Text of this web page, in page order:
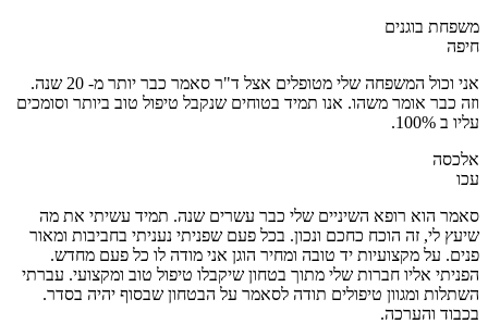
משפחת בוגנים
חיפה
אני וכול המשפחה שלי מטופלים אצל ד"ר סאמר כבר יותר מ- 20 שנה.
וזה כבר אומר משהו. אנו תמיד בטוחים שנקבל טיפול טוב ביותר וסומכים
עליו ב 100%.
אלכסה
עכו
סאמר הוא רופא השיניים שלי כבר עשרים שנה. תמיד עשיתי את מה
שיעץ לי, זה הוכח כחכם ונכון. בכל פעם שפניתי נעניתי בחביבות ומאור
פנים. על מקצועיות יד טובה ומחיר הוגן אני מודה לו כל פעם מחדש.
הפניתי אליו חברות שלי מתוך בטחון שיקבלו טיפול טוב ומקצועי. עברתי
השתלות ומגוון טיפולים תודה לסאמר על הבטחון שבסוף יהיה בסדר.
בכבוד והערכה.